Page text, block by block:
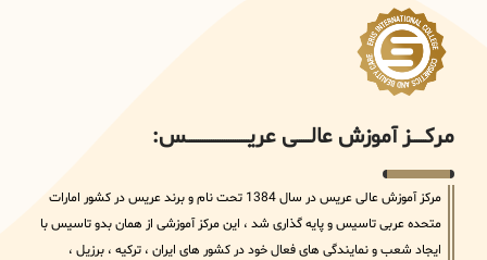
مرکــــــز آموزش عالــــــی عریــــــــــــــــــــــــــــس:
مرکز آموزش عالی عریس در سال 1384 تحت نام و برند عریس در کشور امارات
متحده عربی تاسیس و پایه گذاری شد ، این مرکز آموزشی از همان بدو تاسیس با
ایجاد شعب و نمایندگی های فعال خود در کشور های ایران ، ترکیه ، برزیل ،